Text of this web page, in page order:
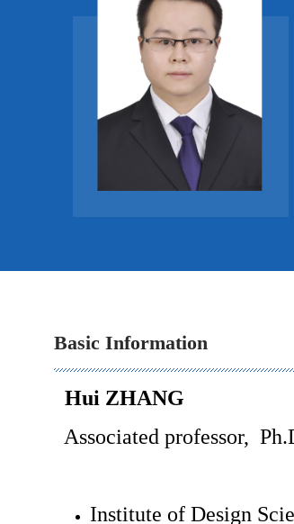
Basic Information